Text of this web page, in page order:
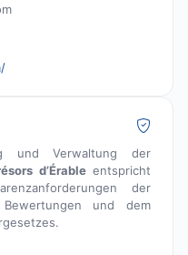
und Verwaltung der
d’Érableentspricht
der
und dem